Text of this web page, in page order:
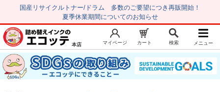
国産リサイクルトナー/ドラム 多数のご要望につき再販開始！
夏季休業期間についてのお知らせ
新規会員登録 マイページ
トップページ お気に入り
本店 マイページ カート 検索 メニュー